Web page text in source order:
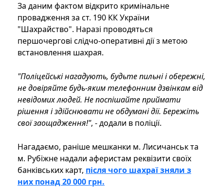
За даним фактом відкрито кримінальне
провадження за ст. 190 КК України
"Шахрайство". Наразі проводяться
першочергові слідчо-оперативні дії з метою
встановлення шахрая.
"Поліцейські нагадують, будьте пильні і обережні,
не довіряйте будь-яким телефонним дзвінкам від
невідомих людей. Не поспішайте приймати
рішення і здійснювати не обдумані дії. Бережіть
свої заощадження!", - додали в поліції.
Нагадаємо, раніше мешканки м. Лисичанськ та
м. Рубіжне надали аферистам реквізити своїх
банківських карт, після чого шахраї зняли з
них понад 20 000 грн.